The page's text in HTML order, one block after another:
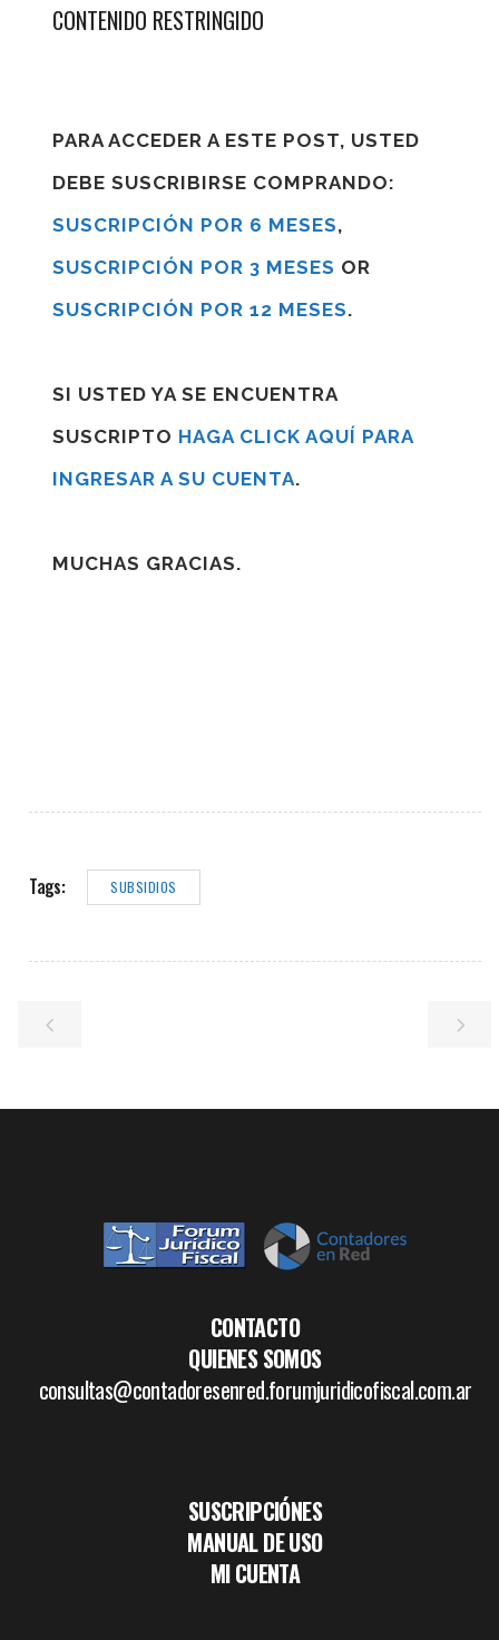
CONTENIDO RESTRINGIDO
PARA ACCEDER A ESTE POST, USTED
DEBE SUSCRIBIRSE COMPRANDO:
SUSCRIPCIÓN POR 6 MESES,
SUSCRIPCIÓN POR 3 MESES OR
SUSCRIPCIÓN POR 12 MESES.
SI USTED YA SE ENCUENTRA
SUSCRIPTO HAGA CLICK AQUÍ PARA
INGRESAR A SU CUENTA.
MUCHAS GRACIAS.
Tags: SUBSIDIOS
CONTACTO
QUIENES SOMOS
consultas@contadoresenred.forumjuridicofiscal.com.ar
SUSCRIPCIÓNES
MANUAL DE USO
MI CUENTA